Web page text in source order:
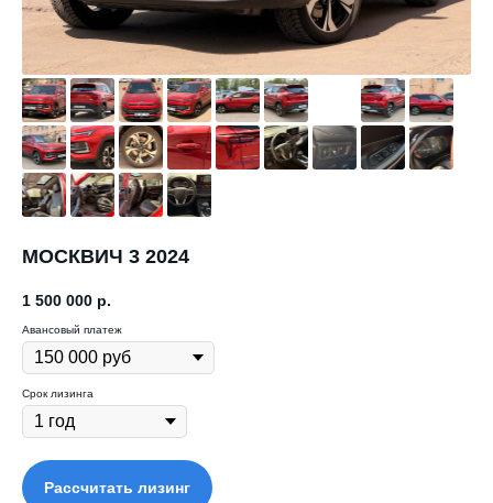
МОСКВИЧ 3 2024
1 500 000 р.
Авансовый платеж
Срок лизинга
Рассчитать лизинг